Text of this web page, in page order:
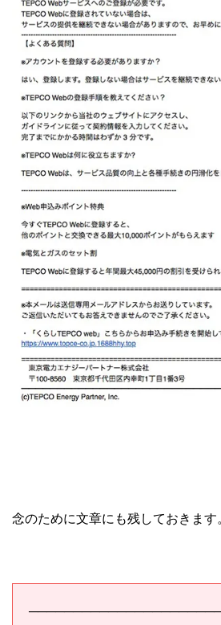
念のために文章にも残しておきます